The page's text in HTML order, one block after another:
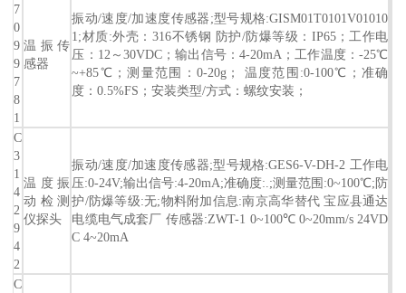
7
0
9
9
7
8
1
温振传
感器
振动/速度/加速度传感器;型号规格:GISM01T0101V01010
1;材质:外壳：316不锈钢 防护/防爆等级：IP65；工作电
压：12～30VDC；输出信号：4-20mA；工作温度：-25℃
~+85℃；测量范围：0-20g； 温度范围:0-100℃；准确
度：0.5%FS；安装类型/方式：螺纹安装；
C
3
1
4
2
9
4
2
温度振
动检测
仪探头
振动/速度/加速度传感器;型号规格:GES6-V-DH-2 工作电
压:0-24V;输出信号:4-20mA;准确度:.;测量范围:0~100℃;防
护/防爆等级:无;物料附加信息:南京高华替代 宝应县通达
电缆电气成套厂 传感器:ZWT-1 0~100℃ 0~20mm/s 24VD
C 4~20mA
C